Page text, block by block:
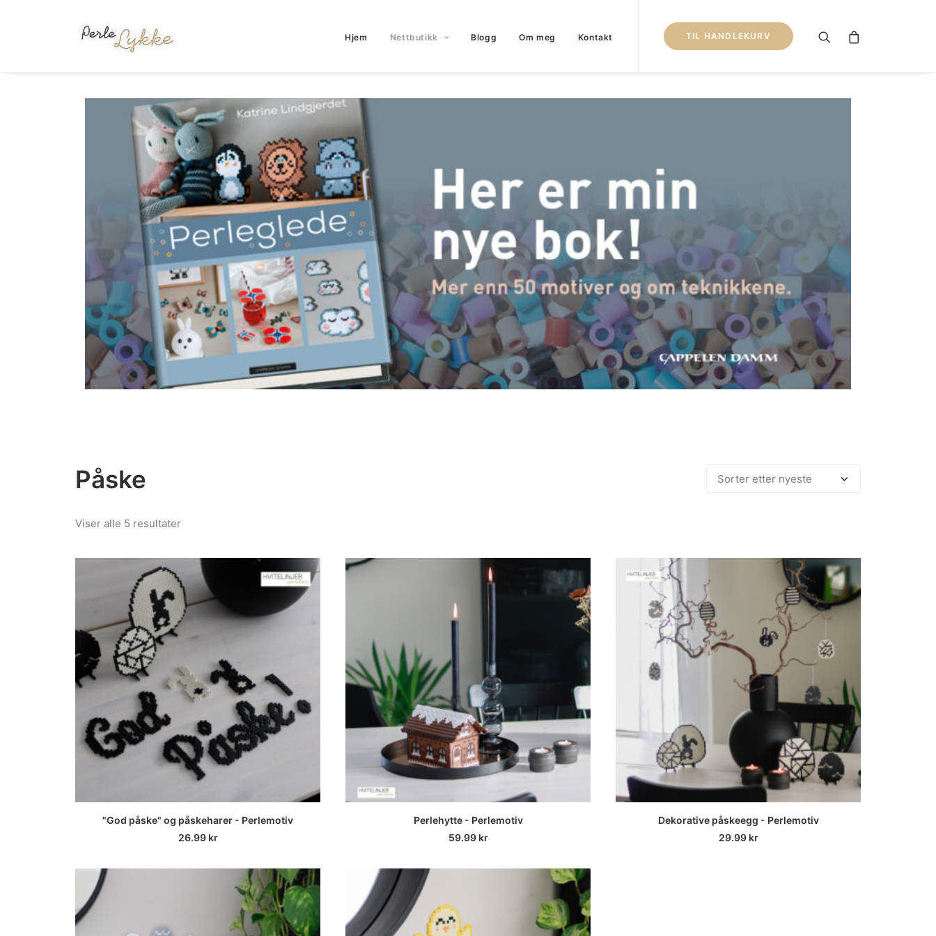
Hjem Nettbutikk Blogg Om meg Kontakt TIL HANDLEKURV
Påske
Viser alle 5 resultaterSortert
siste
LEGG I HANDLEKURV
"God påske" og påskeharer - Perlemotiv
26.99 kr
LEGG I HANDLEKURV
Perlehytte - Perlemotiv
59.99 kr
LEGG I HANDLEKURV
Dekorative påskeegg - Perlemotiv
29.99 kr